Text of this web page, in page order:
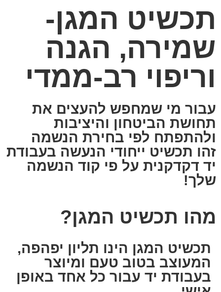
תכשיט המגן-
שמירה, הגנה
וריפוי רב-ממדי
עבור מי שמחפש להעצים את
תחושת הביטחון והיציבות
ולהתפתח לפי בחירת הנשמה
זהו תכשיט ייחודי הנעשה בעבודת
יד דקדקנית על פי קוד הנשמה
שלך!
מהו תכשיט המגן?
תכשיט המגן הינו תליון יפהפה,
המעוצב בטוב טעם ומיוצר
בעבודת יד עבור כל אחד באופן